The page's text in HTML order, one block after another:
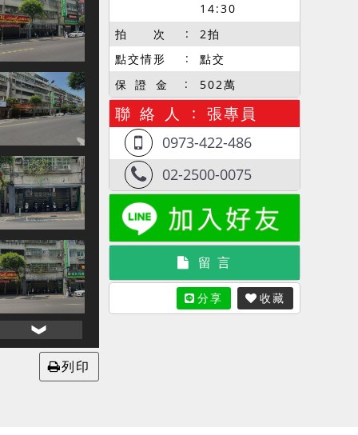
列印
14:30
拍 次
2拍
點交情形
點交
保 證 金
502萬
聯 絡 人 張專員
0973-422-486
02-2500-0075
留 言
分享 收藏